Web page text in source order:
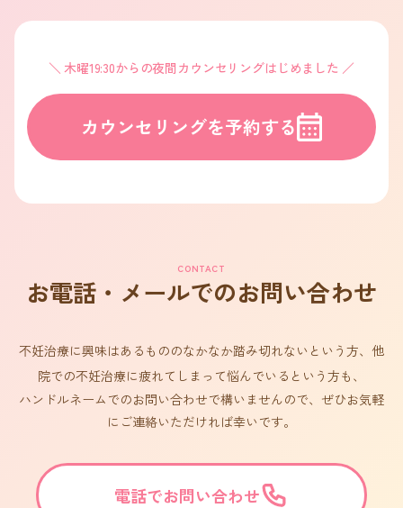
木曜19:30からの夜間カウンセリングはじめました
カウンセリングを予約する
CONTACT
お電話・メールでのお問い合わせ
不妊治療に興味はあるもののなかなか踏み切れないという方、他
院での不妊治療に疲れてしまって悩んでいるという方も、
ハンドルネームでのお問い合わせで構いませんので、ぜひお気軽
にご連絡いただければ幸いです。
電話でお問い合わせ